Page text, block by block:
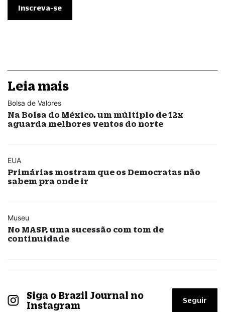
Leia mais
Bolsa de Valores
Na Bolsa do México, um múltiplo de 12x
aguarda melhores ventos do norte
EUA
Primárias mostram que os Democratas não
sabem pra onde ir
Museu
No MASP, uma sucessão com tom de
continuidade
Siga o Brazil Journal no
Instagram
Seguir